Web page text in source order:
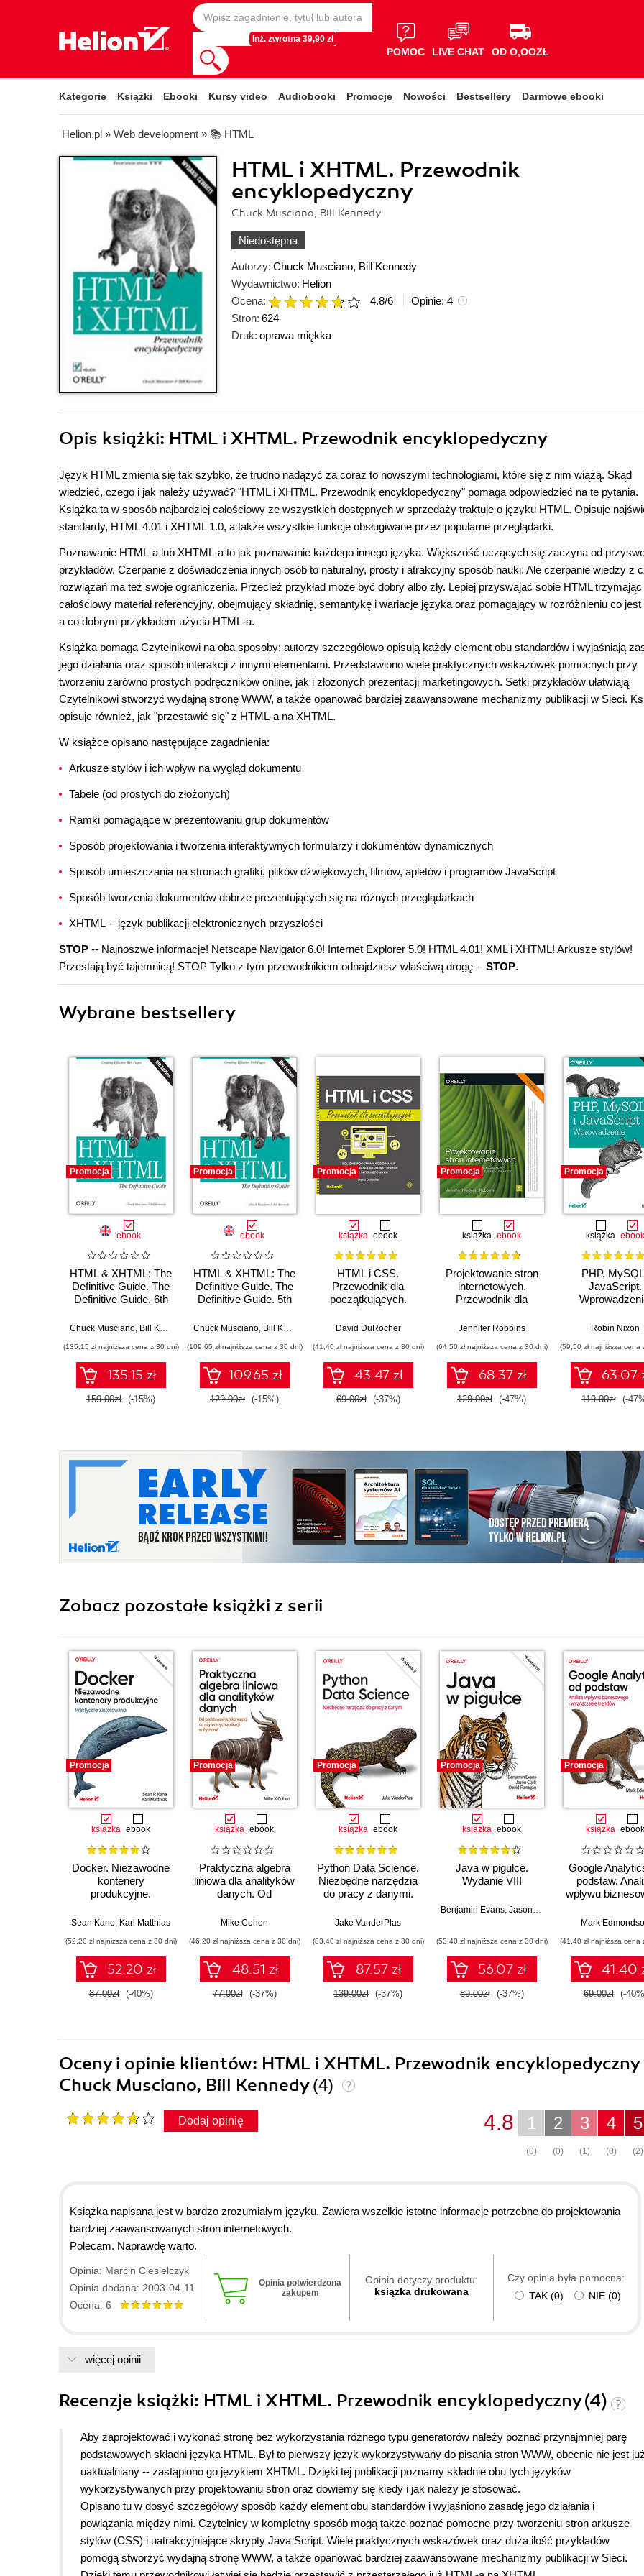
Inż. zwrotna 39,90 zł
POMOC LIVE CHAT OD O,OOZŁ
Kategorie Książki Ebooki Kursy video Audiobooki Promocje Nowości Bestsellery Darmowe ebooki
Helion.pl » Web development » 📚 HTML
HTML i XHTML. Przewodnik
encyklopedyczny
Chuck Musciano, Bill Kennedy
Niedostępna
Autorzy: Chuck Musciano, Bill Kennedy
Wydawnictwo: Helion
Ocena:
4.8/6 Opinie: 4
Stron: 624
Druk: oprawa miękka
Opis książki: HTML i XHTML. Przewodnik encyklopedyczny
Język HTML zmienia się tak szybko, że trudno nadążyć za coraz to nowszymi technologiami, które się z nim wiążą. Skąd
wiedzieć, czego i jak należy używać? "HTML i XHTML. Przewodnik encyklopedyczny" pomaga odpowiedzieć na te pytania.
Książka ta w sposób najbardziej całościowy ze wszystkich dostępnych w sprzedaży traktuje o języku HTML. Opisuje
standardy, HTML 4.01 i XHTML 1.0, a także wszystkie funkcje obsługiwane przez popularne przeglądarki.
Poznawanie HTML-a lub XHTML-a to jak poznawanie każdego innego języka. Większość uczących się zaczyna od
przykładów. Czerpanie z doświadczenia innych osób to naturalny, prosty i atrakcyjny sposób nauki. Ale czerpanie wiedzy z
rozwiązań ma też swoje ograniczenia. Przecież przykład może być dobry albo zły. Lepiej przyswajać sobie HTML
całościowy materiał referencyjny, obejmujący składnię, semantykę i wariacje języka oraz pomagający w rozróżnieniu co jest
a co dobrym przykładem użycia HTML-a.
Książka pomaga Czytelnikowi na oba sposoby: autorzy szczegółowo opisują każdy element obu standardów i wyjaśniają
jego działania oraz sposób interakcji z innymi elementami. Przedstawiono wiele praktycznych wskazówek pomocnych przy
tworzeniu zarówno prostych podręczników online, jak i złożonych prezentacji marketingowych. Setki przykładów ułatwiają
Czytelnikowi stworzyć wydajną stronę WWW, a także opanować bardziej zaawansowane mechanizmy publikacji w Sieci.
opisuje również, jak "przestawić się" z HTML-a na XHTML.
W książce opisano następujące zagadnienia:
Arkusze stylów i ich wpływ na wygląd dokumentu
Tabele (od prostych do złożonych)
Ramki pomagające w prezentowaniu grup dokumentów
Sposób projektowania i tworzenia interaktywnych formularzy i dokumentów dynamicznych
Sposób umieszczania na stronach grafiki, plików dźwiękowych, filmów, apletów i programów JavaScript
Sposób tworzenia dokumentów dobrze prezentujących się na różnych przeglądarkach
XHTML -- język publikacji elektronicznych przyszłości
STOP -- Najnoszwe informacje! Netscape Navigator 6.0! Internet Explorer 5.0! HTML 4.01! XML i XHTML! Arkusze stylów!
Przestają być tajemnicą! STOP Tylko z tym przewodnikiem odnajdziesz właściwą drogę -- STOP.
Wybrane bestsellery
Promocja
ebook
HTML & XHTML: The
Definitive Guide. The
Definitive Guide. 6th
Chuck Musciano, Bill Kennedy
(135,15 zł najniższa cena z 30 dni)
135.15 zł
159.00zł (-15%)
Promocja
ebook
HTML & XHTML: The
Definitive Guide. The
Definitive Guide. 5th
Chuck Musciano, Bill Kennedy
(109,65 zł najniższa cena z 30 dni)
109.65 zł
129.00zł (-15%)
Promocja
książka ebook
HTML i CSS.
Przewodnik dla
początkujących.
kodowania i
responsywnych stron
internetowych
David DuRocher
(41,40 zł najniższa cena z 30 dni)
43.47 zł
69.00zł (-37%)
Promocja
książka ebook
Projektowanie stron
internetowych.
Przewodnik dla
webmasterów po
grafice. Wydanie V
Jennifer Robbins
(64,50 zł najniższa cena z 30 dni)
68.37 zł
129.00zł (-47%)
Promocja
książka ebook
PHP,
JavaScript.
Robin Nixon
(59,50 zł najniższa cena
63.07
119.00zł (-
Zobacz pozostałe książki z serii
Promocja
książka ebook
Docker. Niezawodne
kontenery
produkcyjne.
zastosowania.
Sean Kane Karl Matthias
(52,20 zł najniższa cena z 30 dni)
52.20 zł
87.00zł (-40%)
Promocja
książka ebook
Praktyczna algebra
liniowa dla analityków
danych. Od
koncepcji do
w Pythonie
Mike Cohen
(46,20 zł najniższa cena z 30 dni)
48.51 zł
77.00zł (-37%)
Promocja
książka ebook
Python Data Science.
Niezbędne narzędzia
do pracy z danymi.
Jake VanderPlas
(83,40 zł najniższa cena z 30 dni)
87.57 zł
139.00zł (-37%)
Promocja
książka ebook
Java w pigułce.
Wydanie VIII
Benjamin Evans Jason Clark
(53,40 zł najniższa cena z 30 dni)
56.07 zł
89.00zł (-37%)
Promocja
książka ebook
Google
podstaw.
wpływu
trendów
Mark
(41,40 zł najniższa cena
41.40
69.00zł (-
Oceny i opinie klientów: HTML i XHTML. Przewodnik encyklopedyczny
Chuck Musciano, Bill Kennedy(4)
Dodaj opinię 5
(2)
4
(0)
3
(1)
2
(0)
1
(0)
4.8
Książka napisana jest w bardzo zrozumiałym języku. Zawiera wszelkie istotne informacje potrzebne do projektowania
bardziej zaawansowanych stron internetowych.
Polecam. Naprawdę warto.
Opinia: Marcin Ciesielczyk
Opinia dodana: 2003-04-11
Ocena: 6
Opinia potwierdzona
zakupem
Opinia dotyczy produktu:
ksiązka drukowana
Czy opinia była pomocna:
TAK (0) NIE (0)
więcej opinii
Recenzje książki: HTML i XHTML. Przewodnik encyklopedyczny (4)
Aby zaprojektować i wykonać stronę bez wykorzystania różnego typu generatorów należy poznać przynajmniej parę
podstawowych składni języka HTML. Był to pierwszy język wykorzystywany do pisania stron WWW, obecnie nie jest już
uaktualniany -- zastąpiono go językiem XHTML. Dzięki tej publikacji poznamy składnie obu tych języków
wykorzystywanych przy projektowaniu stron oraz dowiemy się kiedy i jak należy je stosować.
Opisano tu w dosyć szczegółowy sposób każdy element obu standardów i wyjaśniono zasadę jego działania i
powiązania między nimi. Czytelnicy w kompletny sposób mogą także poznać pomocne przy tworzeniu stron arkusze
stylów (CSS) i uatrakcyjniające skrypty Java Script. Wiele praktycznych wskazówek oraz duża ilość przykładów
pomogą stworzyć wydajną stronę WWW, a także opanować bardziej zaawansowane mechanizmy publikacji w Sieci.